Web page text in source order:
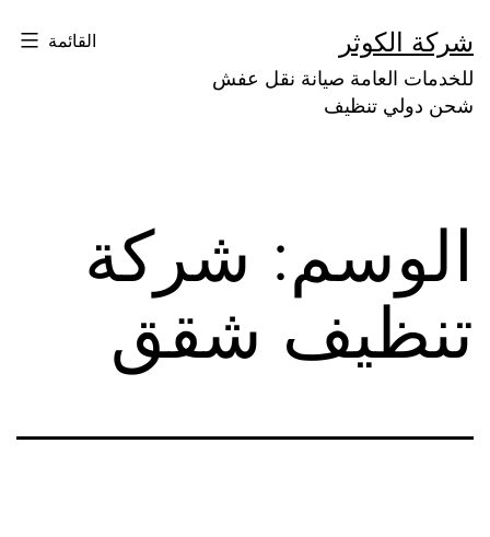
إلى
المحتوى
شركة الكوثر
للخدمات العامة صيانة نقل عفش
شحن دولي تنظيف
القائمة
الوسم: شركة
تنظيف شقق